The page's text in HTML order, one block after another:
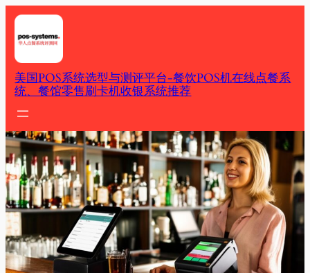
Skip
content
美国POS系统选型与测评平台-餐饮POS机在线点餐系
统、餐馆零售刷卡机收银系统推荐